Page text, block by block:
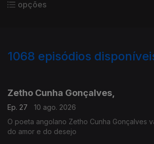
opções
1068 episódios
Zetho Cunha Gonçalves,
Ep. 27
10 ago. 2026
O poeta angolano Zetho Cunha Gonçalves
do amor e do desejo